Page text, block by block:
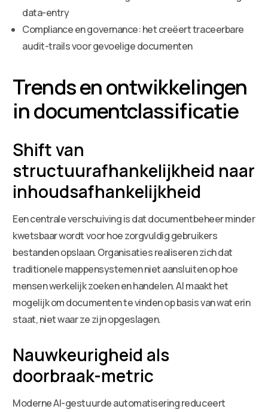
data-entry
Compliance en governance: het creëert traceerbare
audit-trails voor gevoelige documenten
Trends en ontwikkelingen
in documentclassificatie
Shift van
structuurafhankelijkheid naar
inhoudsafhankelijkheid
Een centrale verschuiving is dat documentbeheer minder
kwetsbaar wordt voor hoe zorgvuldig gebruikers
bestanden opslaan. Organisaties realiseren zich dat
traditionele mappensystemen niet aansluiten op hoe
mensen werkelijk zoeken en handelen. AI maakt het
mogelijk om documenten te vinden op basis van wat erin
staat, niet waar ze zijn opgeslagen.
Nauwkeurigheid als
doorbraak-metric
Moderne AI-gestuurde automatisering reduceert